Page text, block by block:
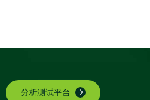
分析测试平台